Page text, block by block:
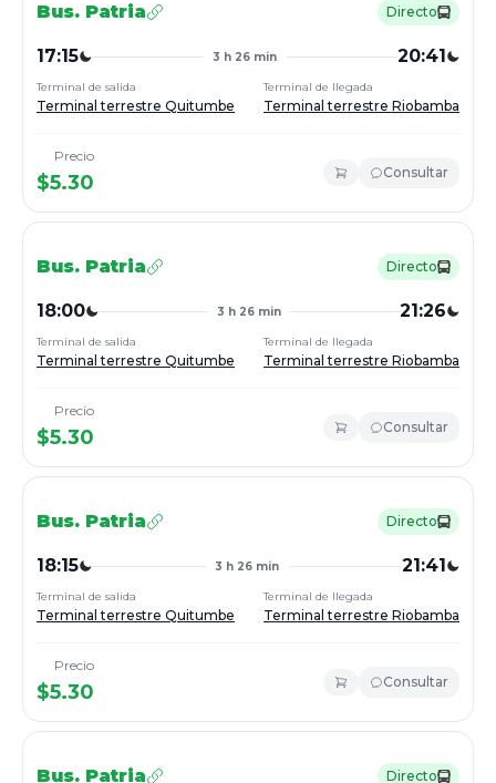
Bus. Patria Directo
17:15 3 h 26 min 20:41
Terminal de salida
Terminal terrestre Quitumbe
Terminal de llegada
Terminal terrestre Riobamba
Precio
$5.30 Consultar
Bus. Patria Directo
18:00 3 h 26 min 21:26
Terminal de salida
Terminal terrestre Quitumbe
Terminal de llegada
Terminal terrestre Riobamba
Precio
$5.30 Consultar
Bus. Patria Directo
18:15 3 h 26 min 21:41
Terminal de salida
Terminal terrestre Quitumbe
Terminal de llegada
Terminal terrestre Riobamba
Precio
$5.30 Consultar
Bus. Patria Directo